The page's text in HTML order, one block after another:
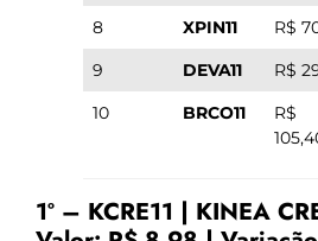
8
XPIN11 R$
9
DEVA11 R$
10
BRCO11
R$
1º – KCRE11 | KINEA